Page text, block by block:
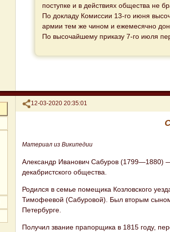
поступке и в действиях общества не
По докладу Комиссии 13-го июня
армии тем же чином и ежемесячно
По высочайшему приказу 7-го июля
Поделиться
12-03-2020 20:35:01
Материал из Википедии
Александр Иванович Сабуров (1799—1880)
декабристского общества.
Родился в семье помещика Козловского
Тимофеевой (Сабуровой). Был вторым сыном
Петербурге.
Получил звание прапорщика в 1815 году,